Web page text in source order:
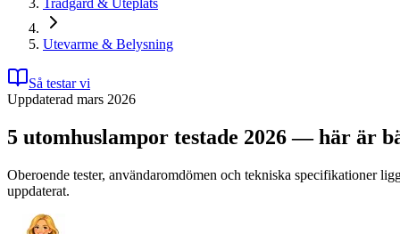
Trädgård & Uteplats
Utevarme & Belysning
Så testar vi
Uppdaterad mars 2026
5 utomhuslampor testade 2026 — här är
Oberoende tester, användaromdömen och tekniska specifikationer
uppdaterat.